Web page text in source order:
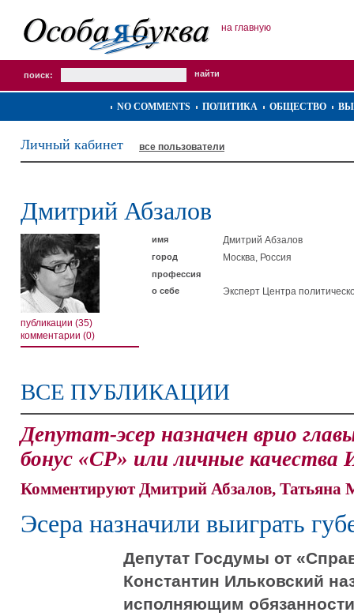
на главную
поиск:
NO COMMENTS ПОЛИТИКА ОБЩЕСТВО
Личный кабинет все пользователи
Дмитрий Абзалов
публикации (35)
комментарии (0)
имя Дмитрий Абзалов
город Москва, Россия
профессия
о себе
Эксперт Центра
ВСЕ ПУБЛИКАЦИИ
Депутат-эсер назначен врио
бонус «СР» или личные качества
Комментируют Дмитрий Абзалов, Татьяна
Эсера назначили выиграть
Депутат Госдумы от
Константин Ильковский
исполняющим